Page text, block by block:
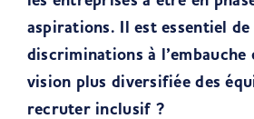
aspirations. Il est essentiel
discriminations à
vision plus diversifiée des
recruter inclusif ?